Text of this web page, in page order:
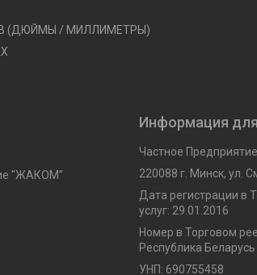
(ДЮЙМЫ / МИЛЛИМЕТРЫ)
"ЖАКОМ"
Информация
Частное
220088 г. Минск, ул.
Дата регистрации в
услуг: 29.01.2016
Номер в Торговом
Республика Беларусь
УНП: 690755458